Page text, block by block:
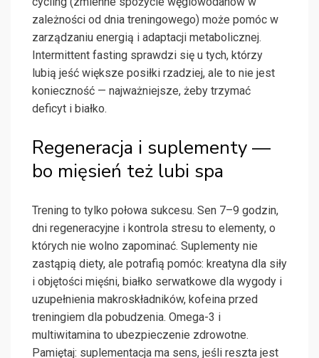
zależności od dnia treningowego) może pomóc w
zarządzaniu energią i adaptacji metabolicznej.
Intermittent fasting sprawdzi się u tych, którzy
lubią jeść większe posiłki rzadziej, ale to nie jest
konieczność — najważniejsze, żeby trzymać
deficyt i białko.
Regeneracja i suplementy —
bo mięsień też lubi spa
Trening to tylko połowa sukcesu. Sen 7–9 godzin,
dni regeneracyjne i kontrola stresu to elementy, o
których nie wolno zapominać. Suplementy nie
zastąpią diety, ale potrafią pomóc: kreatyna dla siły
i objętości mięśni, białko serwatkowe dla wygody i
uzupełnienia makroskładników, kofeina przed
treningiem dla pobudzenia. Omega-3 i
multiwitamina to ubezpieczenie zdrowotne.
Pamiętaj: suplementacja ma sens, jeśli reszta jest